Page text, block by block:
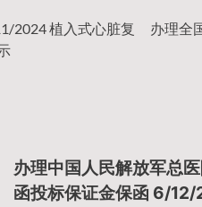
2024 植入式心脏复
办理全
办理中国人民解放军总
函投标保证金保函 6/